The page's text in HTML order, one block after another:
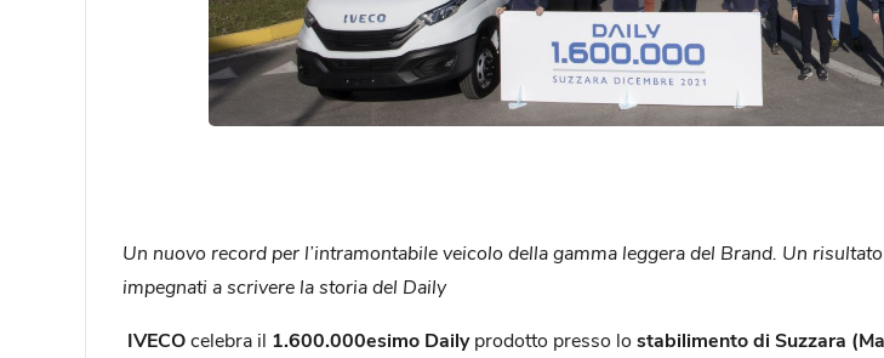
Un nuovo record per l’intramontabile veicolo della gamma leggera del Brand. Un
impegnati a scrivere la storia del Daily
IVECOcelebra il 1.600.000esimo Dailyprodotto presso lo stabilimento di Suzzara